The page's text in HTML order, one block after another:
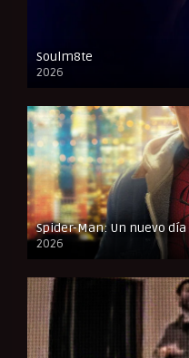
Soulm8te
2026
FULL HD
Spider-Man: Un nuevo día
2026
CAM